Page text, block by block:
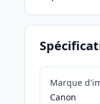
Marque
Canon